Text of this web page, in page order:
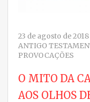
23 de agosto de 2018
ANTIGO
PROVOCAÇÕES
O MITO DA
AOS OLHOS